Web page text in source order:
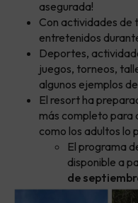
asegurada!
Con actividades de
entretenidos
Deportes,
juegos, torneos,
algunos ejemplos
El resort ha
más completo para
como los adultos lo
El programa
disponible a
de